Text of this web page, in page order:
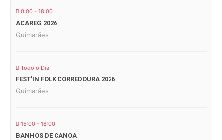
0:00 - 18:00
ACAREG 2026
Guimarães
Todo o Dia
FEST’IN FOLK CORREDOURA 2026
Guimarães
15:00 - 18:00
BANHOS DE CANOA